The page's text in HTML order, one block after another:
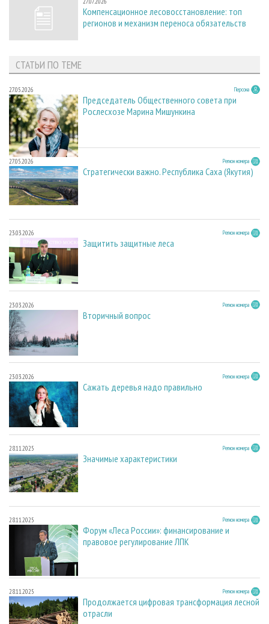
Компенсационное лесовосстановление: топ
регионов и механизм переноса обязательств
СТАТЬИ ПО ТЕМЕ
27.05.2026 Персона
Председатель Общественного совета при
Рослесхозе Марина Мишункина
27.05.2026 Регион номера
Стратегически важно. Республика Саха (Якутия)
23.03.2026 Регион номера
Защитить защитные леса
23.03.2026 Регион номера
Вторичный вопрос
23.03.2026 Регион номера
Сажать деревья надо правильно
28.11.2025 Регион номера
Значимые характеристики
28.11.2025 Регион номера
Форум «Леса России»: финансирование и
правовое регулирование ЛПК
28.11.2025 Регион номера
Продолжается цифровая трансформация лесной
отрасли